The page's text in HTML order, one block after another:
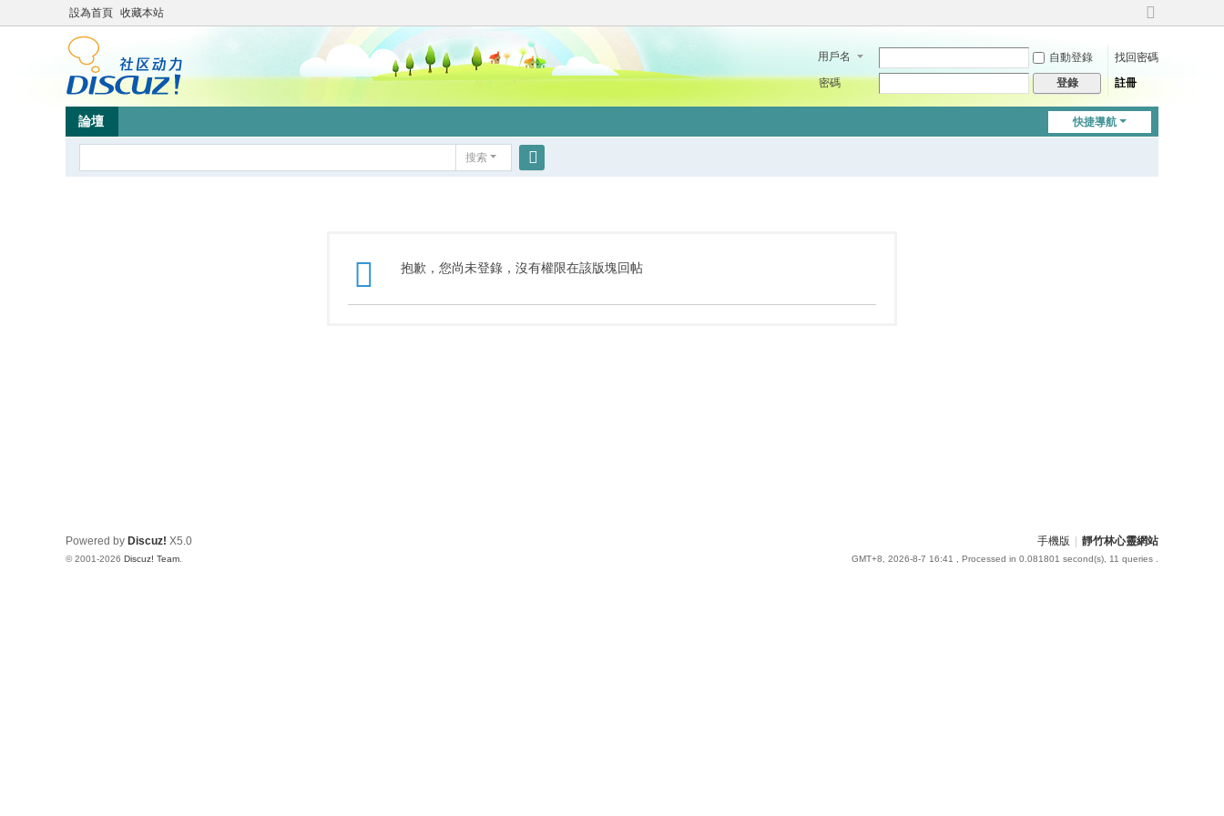
設為首頁 收藏本站
切
到
用戶名 自動登錄
找回密碼
密碼
登錄 註冊
快捷導航
論壇
搜索
抱歉，您尚未登錄，沒有權限在該版塊回帖
手機版 靜竹林心靈網站
GMT+8, 2026-8-7 16:41 , Processed in 0.081801 second(s), 11 queries .
Powered by Discuz! X5.0
© 2001-2026 Discuz! Team